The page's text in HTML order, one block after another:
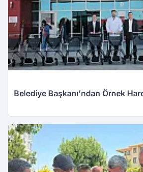
Belediye Başkanı’ndan Örnek